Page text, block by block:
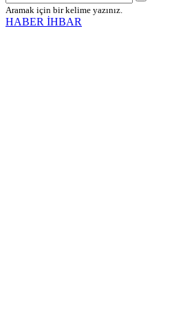
Aramak için bir kelime yazınız.
HABER İHBAR